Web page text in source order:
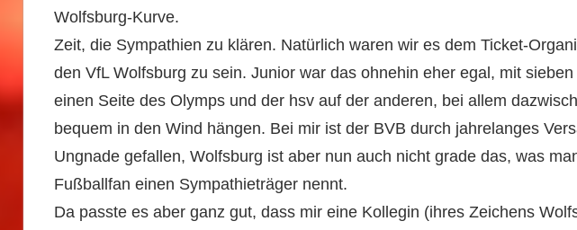
Wolfsburg-Kurve.
Zeit, die Sympathien zu klären. Natürlich waren wir es dem Ticket-
den VfL Wolfsburg zu sein. Junior war das ohnehin eher egal, mit
einen Seite des Olymps und der hsv auf der anderen, bei allem
bequem in den Wind hängen. Bei mir ist der BVB durch jahrelanges
Ungnade gefallen, Wolfsburg ist aber nun auch nicht grade das, was
Fußballfan einen Sympathieträger nennt.
Da passte es aber ganz gut, dass mir eine Kollegin (ihres Zeichens